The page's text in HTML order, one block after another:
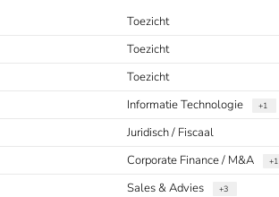
Toezicht
Toezicht
Toezicht
Informatie Technologie +1
Juridisch / Fiscaal
Corporate Finance / M&A +1
Sales & Advies +3